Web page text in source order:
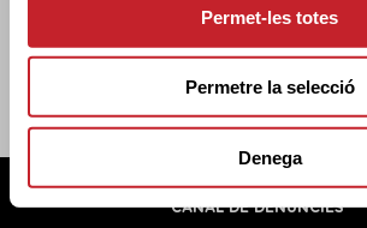
Permet-les totes
Permetre la selecció
Denega
POLÍTICA DE COOKIES
POLÍTICA DE
CANAL DE DENÚNCIES